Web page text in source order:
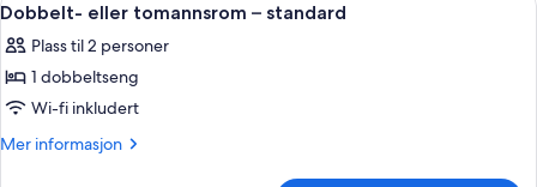
–
sjøutsikt
alle
bildene
av
Dobbelt-
eller
4
Dobbelt- eller tomannsrom – standard
Plass til 2 personer
1 dobbeltseng
Wi-fi inkludert
Mer informasjon
Mer